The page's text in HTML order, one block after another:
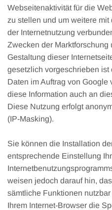
Webseitenaktivität für die
zu stellen und um weitere
der Internetnutzung
Zwecken der Marktforschung
Gestaltung dieser
gesetzlich vorgeschrieben
Daten im Auftrag von Google
diese Information auch an
Diese Nutzung erfolgt
(IP-Masking).
Sie können die Installation
entsprechende Einstellung
weisen jedoch darauf hin,
sämtliche Funktionen
Ihrem Internet-Browser die